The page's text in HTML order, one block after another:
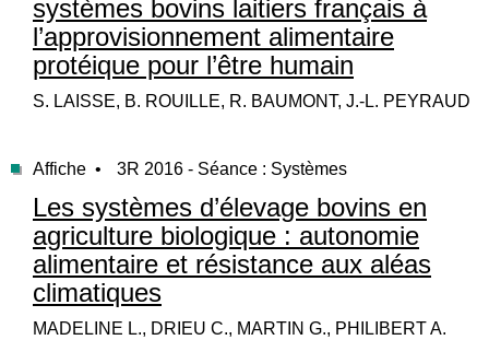
systèmes bovins laitiers français à
l’approvisionnement alimentaire
protéique pour l’être humain
S. LAISSE, B. ROUILLE, R. BAUMONT, J.-L. PEYRAUD
Affiche • 3R 2016 - Séance : Systèmes
Les systèmes d’élevage bovins en
agriculture biologique : autonomie
alimentaire et résistance aux aléas
climatiques
MADELINE L., DRIEU C., MARTIN G., PHILIBERT A.